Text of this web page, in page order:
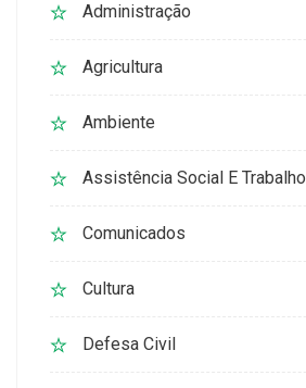
Administração
Agricultura
Ambiente
Assistência Social E Trabalho
Comunicados
Cultura
Defesa Civil